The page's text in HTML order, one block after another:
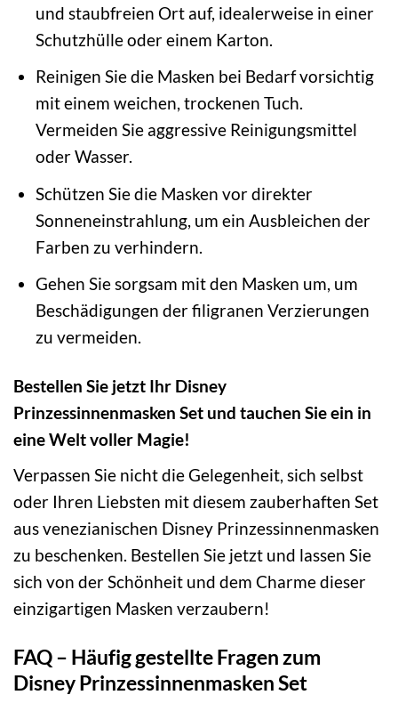
und staubfreien Ort auf, idealerweise in einer
Schutzhülle oder einem Karton.
Reinigen Sie die Masken bei Bedarf vorsichtig
mit einem weichen, trockenen Tuch.
Vermeiden Sie aggressive Reinigungsmittel
oder Wasser.
Schützen Sie die Masken vor direkter
Sonneneinstrahlung, um ein Ausbleichen der
Farben zu verhindern.
Gehen Sie sorgsam mit den Masken um, um
Beschädigungen der filigranen Verzierungen
zu vermeiden.
Bestellen Sie jetzt Ihr Disney
Prinzessinnenmasken Set und tauchen Sie ein in
eine Welt voller Magie!
Verpassen Sie nicht die Gelegenheit, sich selbst
oder Ihren Liebsten mit diesem zauberhaften Set
aus venezianischen Disney Prinzessinnenmasken
zu beschenken. Bestellen Sie jetzt und lassen Sie
sich von der Schönheit und dem Charme dieser
einzigartigen Masken verzaubern!
FAQ – Häufig gestellte Fragen zum
Disney Prinzessinnenmasken Set